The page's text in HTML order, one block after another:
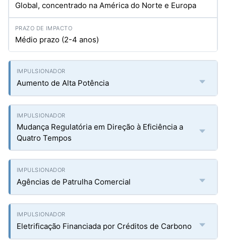
Global, concentrado na América do Norte e Europa
Médio prazo (2-4 anos)
Aumento de Alta Potência
Mudança Regulatória em Direção à Eficiência a
Quatro Tempos
Agências de Patrulha Comercial
Eletrificação Financiada por Créditos de Carbono